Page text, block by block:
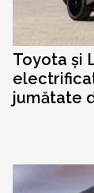
Toyota și
jumătate